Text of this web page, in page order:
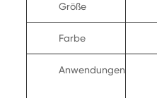
Größe
Farbe
Anwendungen